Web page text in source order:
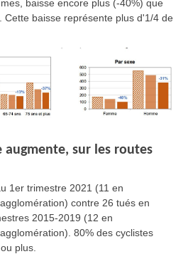
baisse encore plus (-40%) que
Cette baisse représente plus d'1/4 de
augmente, sur les routes
1er trimestre 2021 (11 en
contre 26 tués en
2015-2019 (12 en
80% des cyclistes
plus.